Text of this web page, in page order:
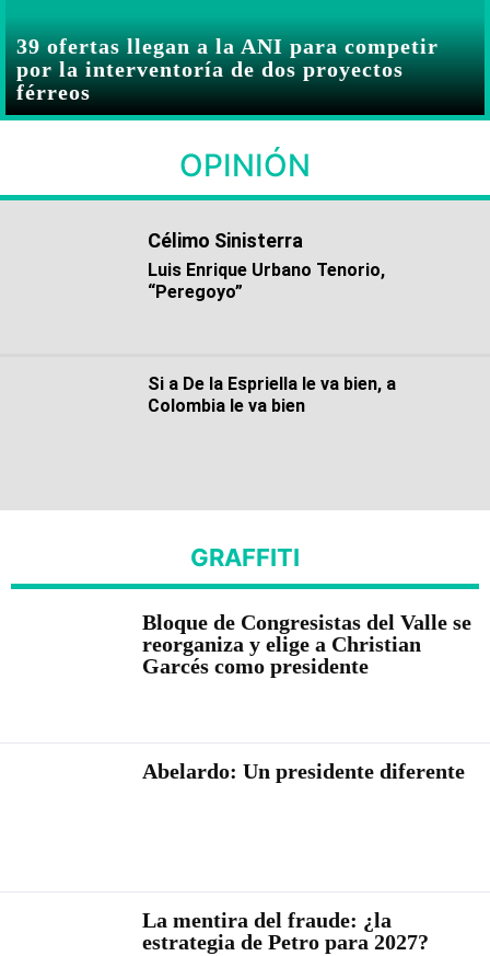
39 ofertas llegan a la ANI para competir
por la interventoría de dos proyectos
férreos
OPINIÓN
Célimo Sinisterra
Luis Enrique Urbano Tenorio,
“Peregoyo”
Si a De la Espriella le va bien, a
Colombia le va bien
GRAFFITI
Bloque de Congresistas del Valle se
reorganiza y elige a Christian
Garcés como presidente
Abelardo: Un presidente diferente
La mentira del fraude: ¿la
estrategia de Petro para 2027?